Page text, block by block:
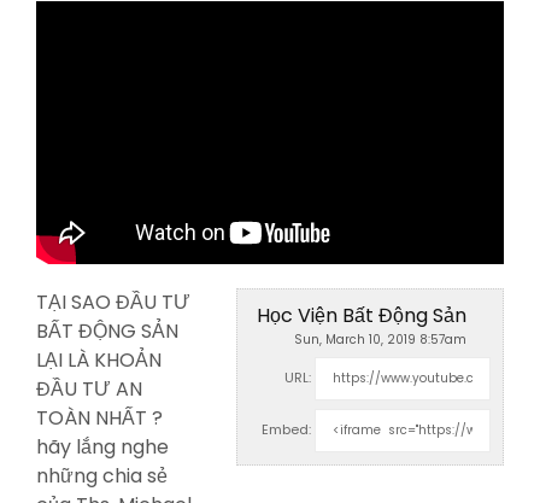
Học Viện Bất Động Sản
Sun, March 10, 2019 8:57am
URL:
Embed:
TẠI SAO ĐẦU TƯ
BẤT ĐỘNG SẢN
LẠI LÀ KHOẢN
ĐẦU TƯ AN
TOÀN NHẤT ?
hãy lắng nghe
nhữngchia sẻ